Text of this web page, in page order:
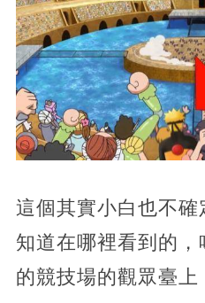
這個其實小白也不
知道在哪裡看到的
的競技場的觀眾臺上